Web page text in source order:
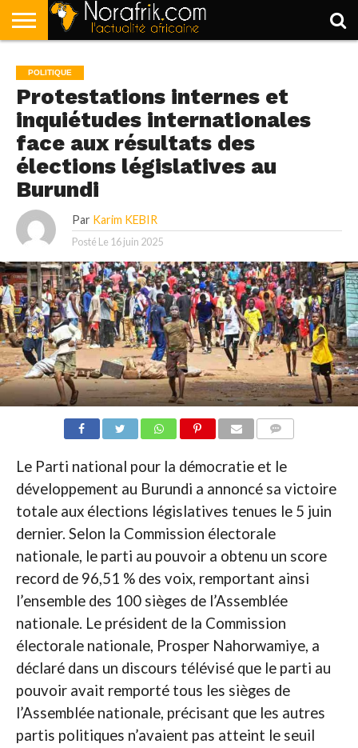
POLITIQUE
SOCIÉTÉ
ECONOMIE
SPORT
LIFESTYLE
POLITIQUE
Protestations internes et
inquiétudes internationales
face aux résultats des
élections législatives au
Burundi
Par Karim KEBIR
Posté Le 16 juin 2025
Le Parti national pour la démocratie et le
développement au Burundi a annoncé sa victoire
totale aux élections législatives tenues le 5 juin
dernier. Selon la Commission électorale
nationale, le parti au pouvoir a obtenu un score
record de 96,51 % des voix, remportant ainsi
l’ensemble des 100 sièges de l’Assemblée
nationale. Le président de la Commission
électorale nationale, Prosper Nahorwamiye, a
déclaré dans un discours télévisé que le parti au
pouvoir avait remporté tous les sièges de
l’Assemblée nationale, précisant que les autres
partis politiques n’avaient pas atteint le seuil